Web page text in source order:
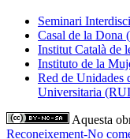
Seminari
Casal de la Dona
Institut Català de
Instituto de la
Red de Unidades
Universitaria
Aquesta
Reconeixement-No